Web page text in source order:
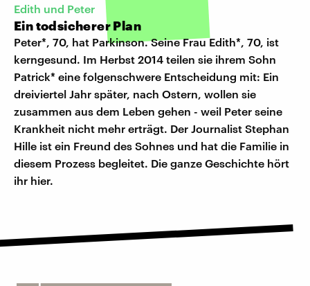
Edith und Peter
Ein todsicherer Plan
Peter*, 70, hat Parkinson. Seine Frau Edith*, 70, ist
kerngesund. Im Herbst 2014 teilen sie ihrem Sohn
Patrick* eine folgenschwere Entscheidung mit: Ein
dreiviertel Jahr später, nach Ostern, wollen sie
zusammen aus dem Leben gehen - weil Peter seine
Krankheit nicht mehr erträgt. Der Journalist Stephan
Hille ist ein Freund des Sohnes und hat die Familie in
diesem Prozess begleitet. Die ganze Geschichte hört
ihr hier.